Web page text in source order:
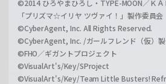
©2014 ひろやまひろし・TYPE-MOON／Ｋ
「プリズマ☆イリヤ ツヴァイ！」製作委員会
©CyberAgent, Inc. All Rights Reserved.
©CyberAgent, Inc. /ガールフレンド（仮）
©FHO／ギガントプロジェクト
©VisualArt's/Key/SProject
©VisualArt's/Key/Team Little Busters!